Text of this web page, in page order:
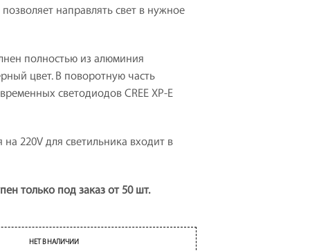
направлять свет в нужное
полностью из алюминия
цвет. В поворотную часть
светодиодов CREE XP-E
220V для светильника входит в
только под заказ от 50 шт.
НЕТ В НАЛИЧИИ